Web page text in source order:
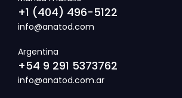
+1 (404) 496-5122
info@anatod.com
Argentina
+54 9 291 5373762
info@anatod.com.ar